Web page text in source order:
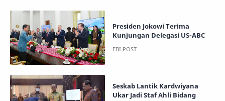
Presiden Jokowi Terima
Kunjungan Delegasi US-ABC
Seskab Lantik Kardwiyana
Ukar Jadi Staf Ahli Bidang